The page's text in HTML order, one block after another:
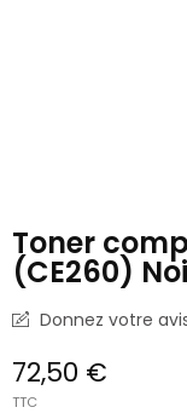
Toner
(CE260)
Donnez votre
72,50 €
TTC